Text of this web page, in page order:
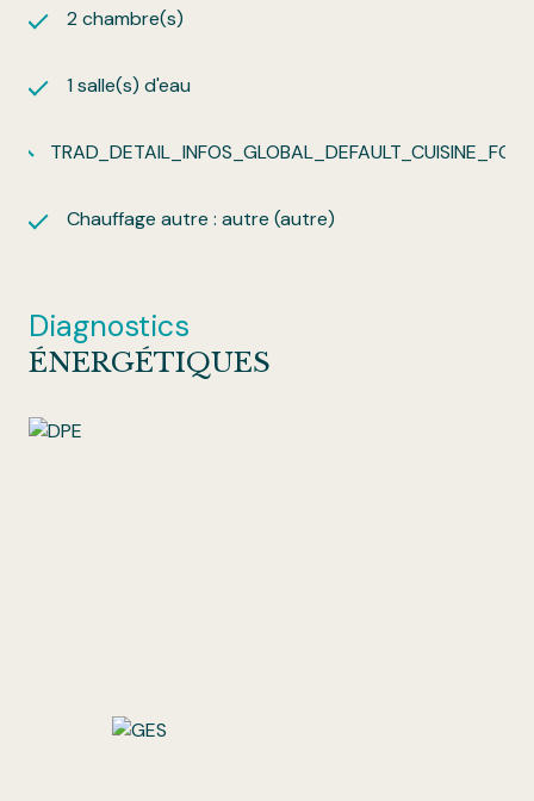
2 chambre(s)
1 salle(s) d'eau
Chauffage autre : autre (autre)
Diagnostics
ÉNERGÉTIQUES